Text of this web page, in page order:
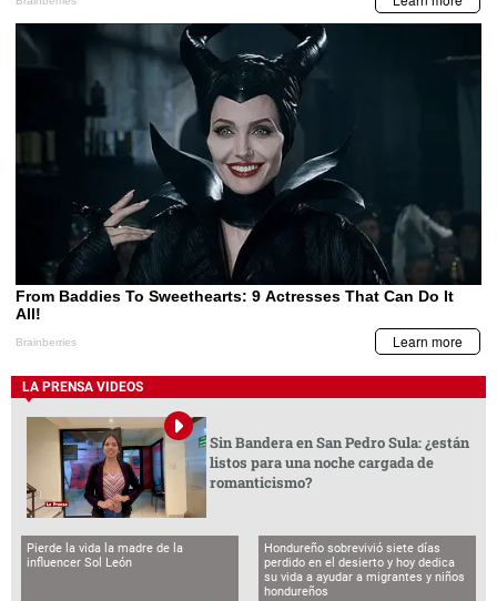
LA PRENSA VIDEOS
Sin Bandera en San Pedro Sula: ¿están
listos para una noche cargada de
romanticismo?
Pierde la vida la madre de la
influencer Sol León
Hondureño sobrevivió siete días
perdido en el desierto y hoy dedica
su vida a ayudar a migrantes y niños
hondureños